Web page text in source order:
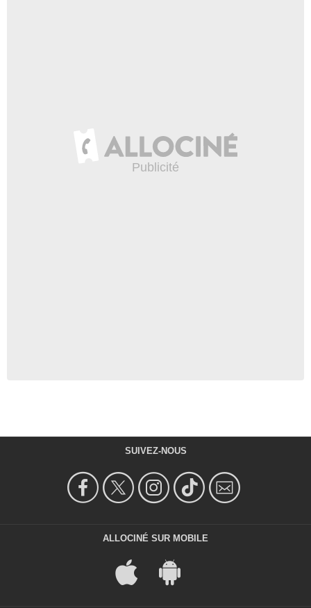
SUIVEZ-NOUS
ALLOCINÉ SUR MOBILE